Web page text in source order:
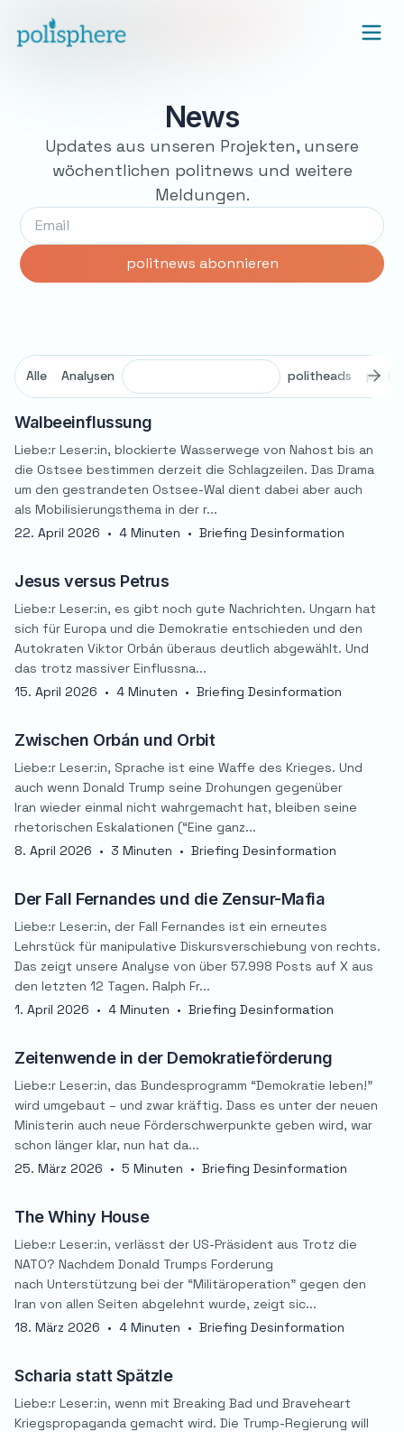
News
Updates aus unseren Projekten, unsere
wöchentlichen politnews und weitere
Meldungen.
Alle Analysen politheads
Walbeeinflussung
Liebe:r Leser:in, blockierte Wasserwege von Nahost bis an
die Ostsee bestimmen derzeit die Schlagzeilen. Das Drama
um den gestrandeten Ostsee-Wal dient dabei aber auch
als Mobilisierungsthema in der r...
22. April 2026 • 4 Minuten • Briefing Desinformation
Jesus versus Petrus
Liebe:r Leser:in, es gibt noch gute Nachrichten. Ungarn hat
sich für Europa und die Demokratie entschieden und den
Autokraten Viktor Orbán überaus deutlich abgewählt. Und
das trotz massiver Einflussna...
15. April 2026 • 4 Minuten • Briefing Desinformation
Zwischen Orbán und Orbit
Liebe:r Leser:in, Sprache ist eine Waffe des Krieges. Und
auch wenn Donald Trump seine Drohungen gegenüber
Iran wieder einmal nicht wahrgemacht hat, bleiben seine
rhetorischen Eskalationen (“Eine ganz...
8. April 2026 • 3 Minuten • Briefing Desinformation
Der Fall Fernandes und die Zensur-Mafia
Liebe:r Leser:in, der Fall Fernandes ist ein erneutes
Lehrstück für manipulative Diskursverschiebung von rechts.
Das zeigt unsere Analyse von über 57.998 Posts auf X aus
den letzten 12 Tagen. Ralph Fr...
1. April 2026 • 4 Minuten • Briefing Desinformation
Zeitenwende in der Demokratieförderung
Liebe:r Leser:in, das Bundesprogramm “Demokratie leben!”
wird umgebaut – und zwar kräftig. Dass es unter der neuen
Ministerin auch neue Förderschwerpunkte geben wird, war
schon länger klar, nun hat da...
25. März 2026 • 5 Minuten • Briefing Desinformation
The Whiny House
Liebe:r Leser:in, verlässt der US-Präsident aus Trotz die
NATO? Nachdem Donald Trumps Forderung
nach Unterstützung bei der “Militäroperation” gegen den
Iran von allen Seiten abgelehnt wurde, zeigt sic...
18. März 2026 • 4 Minuten • Briefing Desinformation
Scharia statt Spätzle
Liebe:r Leser:in, wenn mit Breaking Bad und Braveheart
Kriegspropaganda gemacht wird. Die Trump-Regierung will